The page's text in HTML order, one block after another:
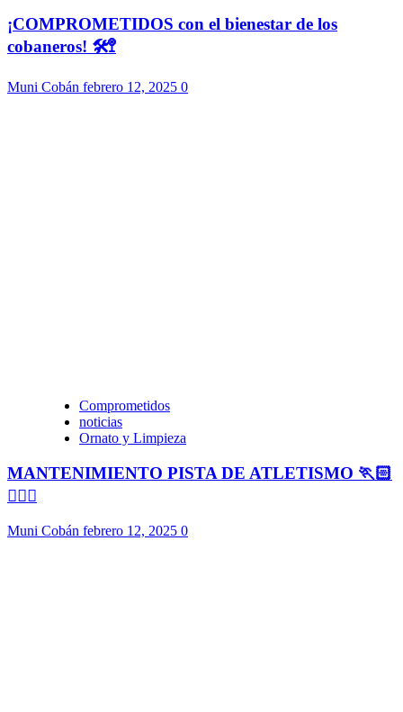
¡COMPROMETIDOS con el bienestar de los
cobaneros! 🛠️🚏
Muni Cobán febrero 12, 2025 0
Comprometidos
noticias
Ornato y Limpieza
MANTENIMIENTO PISTA DE ATLETISMO 🏃🏻
🏃🏻‍♀️
Muni Cobán febrero 12, 2025 0